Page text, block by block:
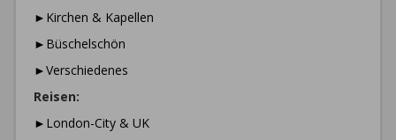
►Kirchen & Kapellen
►Büschelschön
►Verschiedenes
Reisen:
►London-City & UK